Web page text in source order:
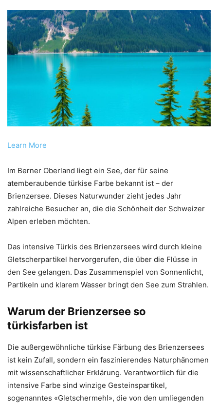
Learn More
Im Berner Oberland liegt ein See, der für seine
atemberaubende türkise Farbe bekannt ist – der
Brienzersee. Dieses Naturwunder zieht jedes Jahr
zahlreiche Besucher an, die die Schönheit der Schweizer
Alpen erleben möchten.
Das intensive Türkis des Brienzersees wird durch kleine
Gletscherpartikel hervorgerufen, die über die Flüsse in
den See gelangen. Das Zusammenspiel von Sonnenlicht,
Partikeln und klarem Wasser bringt den See zum Strahlen.
Warum der Brienzersee so
türkisfarben ist
Die außergewöhnliche türkise Färbung des Brienzersees
ist kein Zufall, sondern ein faszinierendes Naturphänomen
mit wissenschaftlicher Erklärung. Verantwortlich für die
intensive Farbe sind winzige Gesteinspartikel,
sogenanntes «Gletschermehl», die von den umliegenden